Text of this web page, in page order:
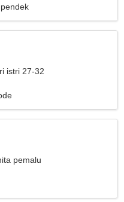
istri 27-32
pemalu